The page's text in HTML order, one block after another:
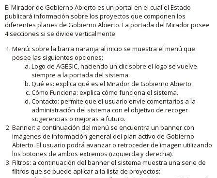
El Mirador de Gobierno Abierto es un portal en el cual el Estado
publicará información sobre los proyectos que componen los
diferentes planes de Gobierno Abierto. La portada del Mirador posee
4 secciones si se divide verticalmente:
Menú: sobre la barra naranja al inicio se muestra el menú que
posee las siguientes opciones:
Logo de AGESIC, haciendo un clic sobre el logo se vuelve
siempre a la portada del sistema.
Qué es: explica qué es el Mirador de Gobierno Abierto.
Cómo Funciona: explica cómo funciona el sistema.
Contacto: permite que el usuario envíe comentarios a la
administración del sistema con el objetivo de recoger
sugerencias o mejoras a futuro.
Banner: a continuación del menú se encuentra un banner con
imágenes de información general del plan activo de Gobierno
Abierto. El usuario podrá avanzar o retroceder de imagen utilizando
los botones de ambos extremos (izquierda y derecha).
Filtros: a continuación del banner el sistema muestra una serie de
filtros que se puede aplicar a la lista de proyectos: